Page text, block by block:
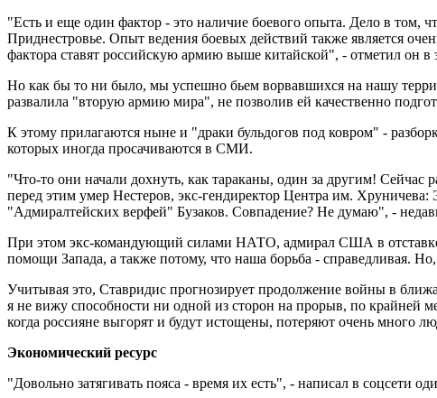
"Есть и еще один фактор - это наличие боевого опыта. Дело в
Приднестровье. Опыт ведения боевых действий также является
фактора ставят российскую армию выше китайской", - отметил он в
Но как бы то ни было, мы успешно бьем ворвавшихся на нашу
развалила "вторую армию мира", не позволив ей качественно
К этому прилагаются ныне и "драки бульдогов под ковром" -
которых иногда просачиваются в СМИ.
"Что-то они начали дохнуть, как тараканы, один за другим!
перед этим умер Нестеров, экс-гендиректор Центра им.
"Адмиралтейских верфей" Бузаков. Совпадение? Не думаю", -
При этом экс-командующий силами НАТО, адмирал США в
помощи Запада, а также потому, что наша борьба - справедливая.
Учитывая это, Ставридис прогнозирует продолжение войны в
я не вижу способности ни одной из сторон на прорыв, по крайней
когда россияне выгорят и будут истощены, потеряют очень много
Экономический ресурс
"Довольно затягивать пояса - время их есть", - написал в соцсети